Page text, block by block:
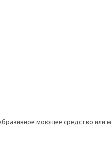
моющее средство или